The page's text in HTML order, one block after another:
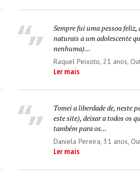
Sempre fui uma pessoa
naturais a um adolescente
nenhuma)...
Raquel Peixoto, 21 anos,
Ler mais
Tomei a liberdade de, neste
este site), deixar a todos os
também para os...
Daniela Pereira, 31 anos,
Ler mais